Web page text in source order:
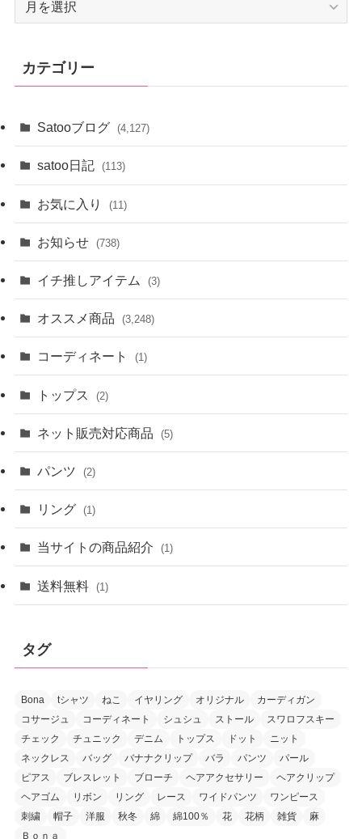
ブ
カテゴリー
Satooブログ (4,127)
satoo日記 (113)
お気に入り (11)
お知らせ (738)
イチ推しアイテム (3)
オススメ商品 (3,248)
コーディネート (1)
トップス (2)
ネット販売対応商品 (5)
パンツ (2)
リング (1)
当サイトの商品紹介 (1)
送料無料 (1)
タグ
Bona tシャツ ねこ イヤリング オリジナル
カーディガン
コサージュ
コーディネート シュシュ ストール
スワロフスキー
チェック
チュニック デニム トップス ドット
ニット
ネックレス
バッグ バナナクリップ バラ パンツ
パール
ピアス
ブレスレット ブローチ ヘアアクセサリー
ヘアクリップ
ヘアゴム
リボン リング レース ワイドパンツ
ワンピース
刺繍
帽子 洋服 秋冬 綿 綿100％ 花 花柄 雑貨
麻
Ｂｏｎａ